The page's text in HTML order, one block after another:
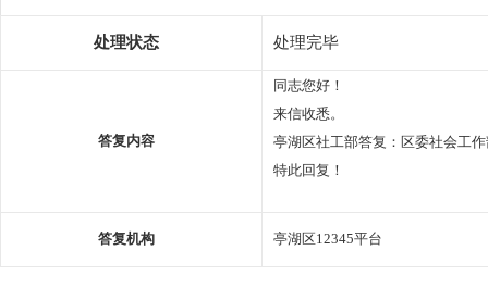
处理状态 处理完毕
答复内容
同志您好！
来信收悉。
亭湖区社工部答复：区委社会工
特此回复！
答复机构 亭湖区12345平台